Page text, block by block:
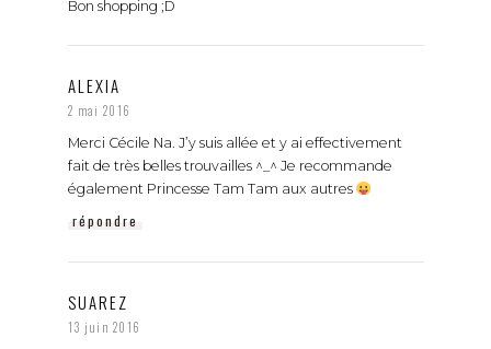
Bon shopping ;D
ALEXIA
2 mai 2016
Merci Cécile Na. J’y suis allée et y ai effectivement
fait de très belles trouvailles ^_^ Je recommande
également Princesse Tam Tam aux autres
répondre
SUAREZ
13 juin 2016